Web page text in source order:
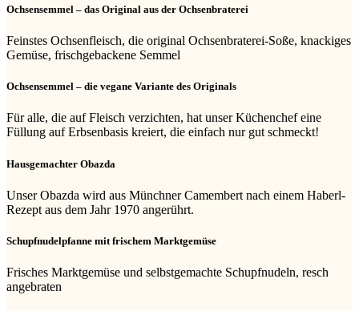
Ochsensemmel – das Original aus der Ochsenbraterei
Feinstes Ochsenfleisch, die original Ochsenbraterei-Soße, knackiges
Gemüse, frischgebackene Semmel
Ochsensemmel – die vegane Variante des Originals
Für alle, die auf Fleisch verzichten, hat unser Küchenchef eine
Füllung auf Erbsenbasis kreiert, die einfach nur gut schmeckt!
Hausgemachter Obazda
Unser Obazda wird aus Münchner Camembert nach einem Haberl-
Rezept aus dem Jahr 1970 angerührt.
Schupfnudelpfanne mit frischem Marktgemüse
Frisches Marktgemüse und selbstgemachte Schupfnudeln, resch
angebraten